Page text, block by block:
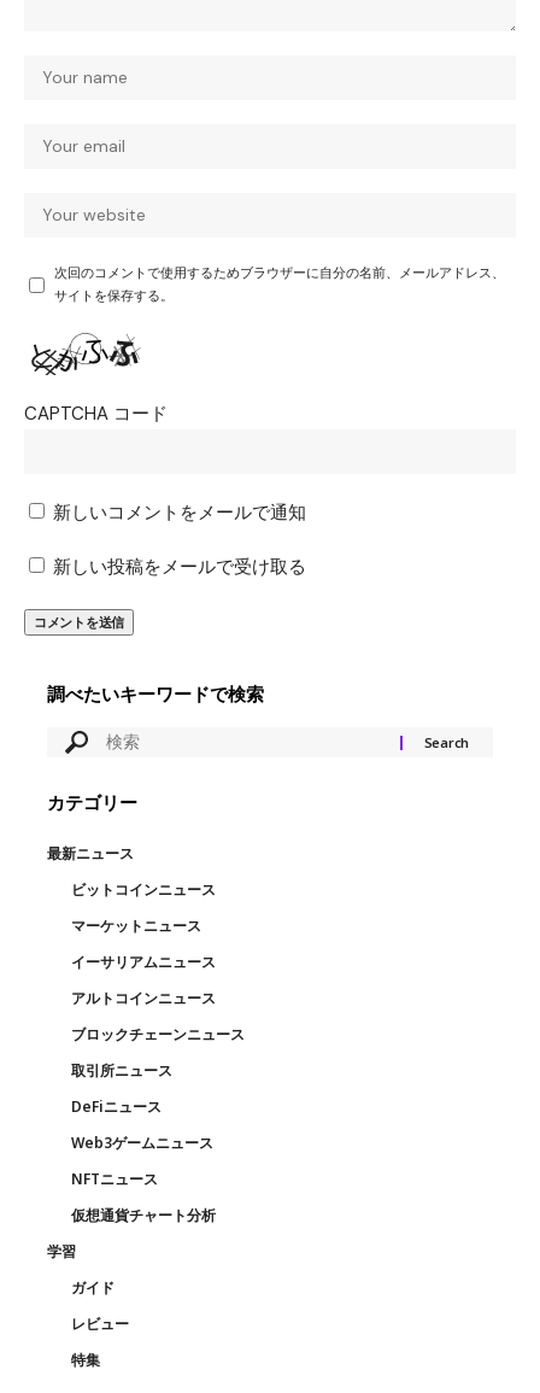
次回のコメントで使用するためブラウザーに自分の名前、メールアドレス、
サイトを保存する。
CAPTCHA コード
新しいコメントをメールで通知
新しい投稿をメールで受け取る
調べたいキーワードで検索
カテゴリー
最新ニュース
ビットコインニュース
マーケットニュース
イーサリアムニュース
アルトコインニュース
ブロックチェーンニュース
取引所ニュース
DeFiニュース
Web3ゲームニュース
NFTニュース
仮想通貨チャート分析
学習
ガイド
レビュー
特集